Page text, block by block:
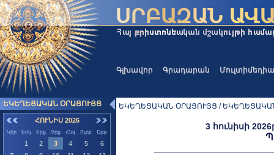
Գլխավոր Գրադարան Մուլտիմեդիա
ԵԿԵՂԵՑԱԿԱՆ ՕՐԱՑՈՒՅՑ
ՀՈՒՆԻՍ 2026
Կիր Երկ Երք Չրք Հնգ Ուրբ Շբթ
1 2 3 4 5
6
ԵԿԵՂԵՑԱԿԱՆ ՕՐԱՑՈՒՅՑ /
3 հունիսի